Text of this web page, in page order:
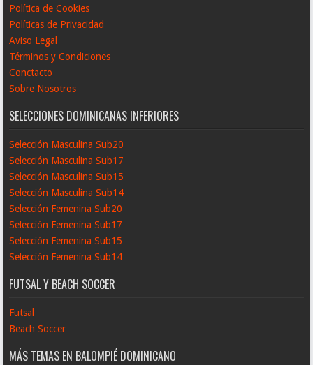
Política de Cookies
Políticas de Privacidad
Aviso Legal
Términos y Condiciones
Conctacto
Sobre Nosotros
SELECCIONES DOMINICANAS INFERIORES
Selección Masculina Sub20
Selección Masculina Sub17
Selección Masculina Sub15
Selección Masculina Sub14
Selección Femenina Sub20
Selección Femenina Sub17
Selección Femenina Sub15
Selección Femenina Sub14
FUTSAL Y BEACH SOCCER
Futsal
Beach Soccer
MÁS TEMAS EN BALOMPIÉ DOMINICANO